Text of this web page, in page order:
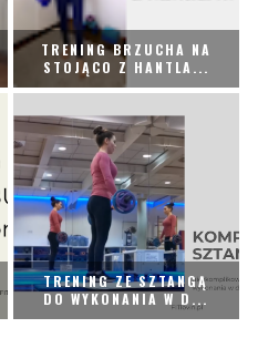
TRENING BRZUCHA NA
STOJĄCO Z HANTLA...
TRENING ZE SZTANGĄ
DO WYKONANIA W D...